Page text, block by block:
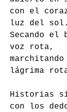
con el
luz del
Secando el
voz rota,
lágrima
Historias
con los